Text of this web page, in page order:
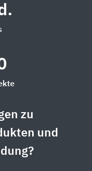
zu
und